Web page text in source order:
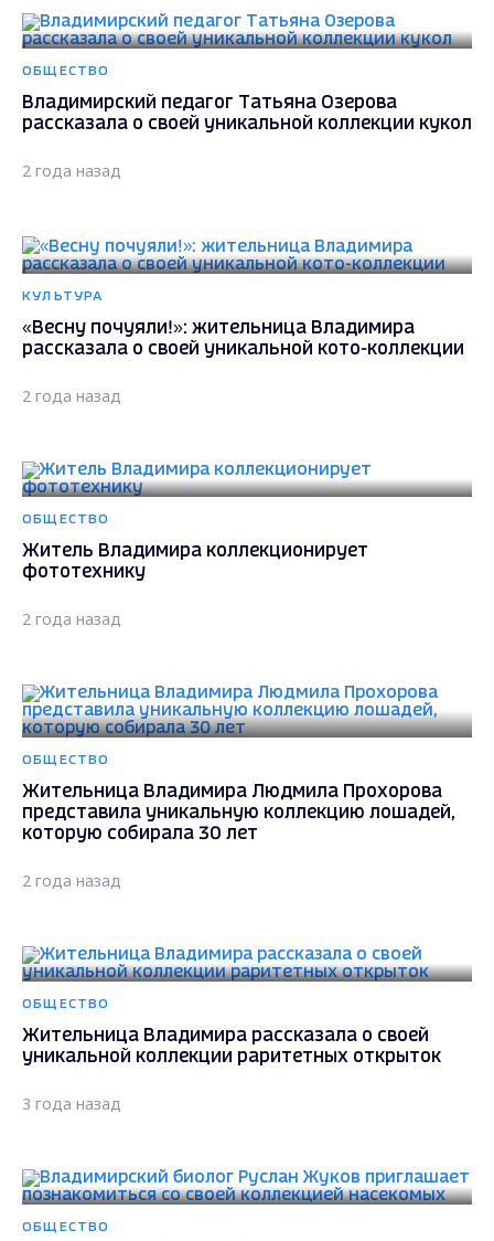
ОБЩЕСТВО
Владимирский педагог Татьяна Озерова
рассказала о своей уникальной коллекции кукол
2 года назад
КУЛЬТУРА
«Весну почуяли!»: жительница Владимира
рассказала о своей уникальной кото-коллекции
2 года назад
ОБЩЕСТВО
Житель Владимира коллекционирует
фототехнику
2 года назад
ОБЩЕСТВО
Жительница Владимира Людмила Прохорова
представила уникальную коллекцию лошадей,
которую собирала 30 лет
2 года назад
ОБЩЕСТВО
Жительница Владимира рассказала о своей
уникальной коллекции раритетных открыток
3 года назад
ОБЩЕСТВО